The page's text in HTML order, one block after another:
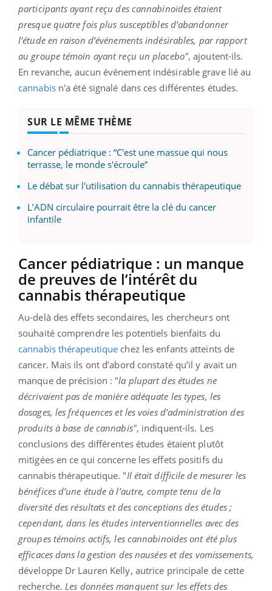
participants ayant reçu des cannabinoïdes étaient
presque quatre fois plus susceptibles d’abandonner
l’étude en raison d’événements indésirables, par rapport
au groupe témoin ayant reçu un placebo", ajoutent-ils.
En revanche, aucun événement indésirable grave lié au
cannabisn'a été signalé dans ces différentes études.
SUR LE MÊME THÈME
Cancer pédiatrique : “C'est une massue qui nous
terrasse, le monde s'écroule”
Le débat sur l'utilisation du cannabis thérapeutique
L’ADN circulaire pourrait être la clé du cancer
infantile
Cancer pédiatrique : un manque
de preuves de l’intérêt du
cannabis thérapeutique
Au-delà des effets secondaires, les chercheurs ont
souhaité comprendre les potentiels bienfaits du
cannabis thérapeutique chez les enfants atteints de
cancer. Mais ils ont d’abord constaté qu’il y avait un
manque de précision : "la plupart des études ne
décrivaient pas de manière adéquate les types, les
dosages, les fréquences et les voies d’administration des
produits à base de cannabis", indiquent-ils. Les
conclusions des différentes études étaient plutôt
mitigées en ce qui concerne les effets positifs du
cannabis thérapeutique. "Il était difficile de mesurer les
bénéfices d’une étude à l’autre, compte tenu de la
diversité des résultats et des conceptions des études ;
cependant, dans les études interventionnelles avec des
groupes témoins actifs, les cannabinoïdes ont été plus
efficaces dans la gestion des nausées et des vomissements,
développe Dr Lauren Kelly, autrice principale de cette
recherche. Les données manquent sur les effets des